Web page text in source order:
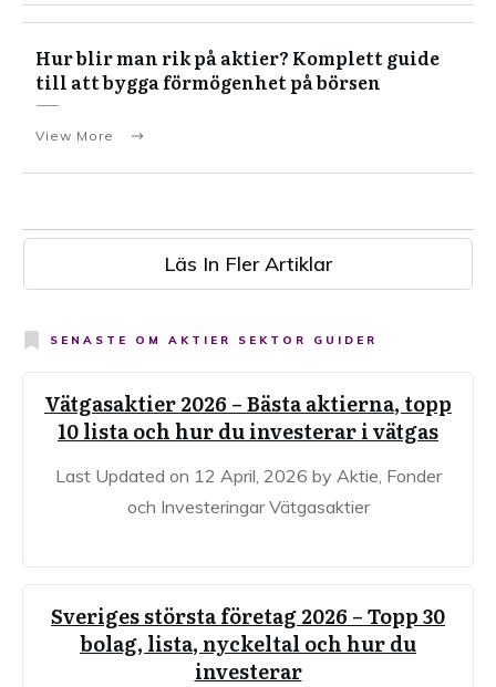
Hur blir man rik på aktier? Komplett guide
till att bygga förmögenhet på börsen
View More
Läs In Fler Artiklar
SENASTE OM AKTIER SEKTOR GUIDER
Vätgasaktier 2026 – Bästa aktierna, topp
10 lista och hur du investerar i vätgas
Last Updated on 12 April, 2026 by Aktie, Fonder
och Investeringar Vätgasaktier
Sveriges största företag 2026 – Topp 30
bolag, lista, nyckeltal och hur du
investerar